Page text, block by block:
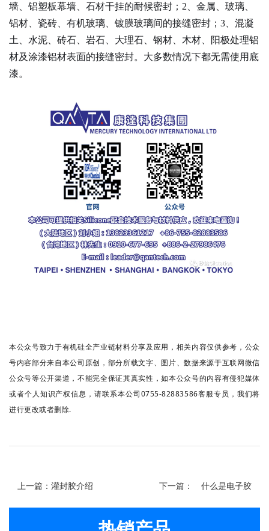
墙、铝塑板幕墙、石材干挂的耐候密封； 2、金属、玻璃、
铝材、瓷砖、有机玻璃、镀膜玻璃间的接缝密封； 3、混凝
土、水泥、砖石、岩石、大理石、钢材、木材、阳极处理铝
材及涂漆铝材表面的接缝密封。大多数情况下都无需使用底
漆。
本公众号致力于有机硅全产业链材料分享及应用，相关内容仅供参考，公众
号内容部分来自本公司原创，部分所载文字、图片、数据来源于互联网微信
公众号等公开渠道，不能完全保证其真实性，如本公众号的内容有侵犯媒体
或者个人知识产权信息，请联系本公司0755-82883586客服专员，我们将
进行更改或者删除.
上一篇：灌封胶介绍 下一篇： 什么是电子胶